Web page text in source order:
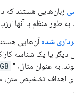
زبان‌هایی هستند که
طور منظم با آنها
شده آن‌هایی
دیگر یا یک شناسه
به عنوان مثال، "
اهداف تشخیص متن،